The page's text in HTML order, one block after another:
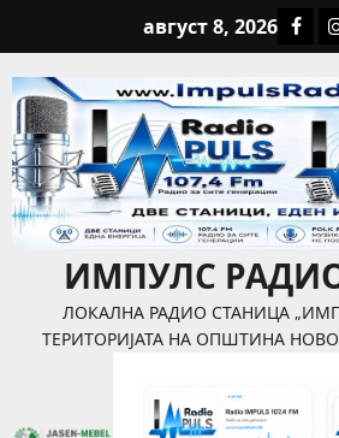
август 8, 2026
ИМПУЛС РАДИО
ЛОКАЛНА РАДИО СТАНИЦА
ТЕРИТОРИЈАТА НА ОПШТИНА